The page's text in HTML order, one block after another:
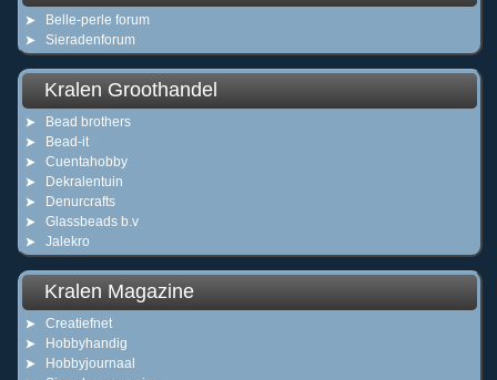
Belle-perle forum
Sieradenforum
Kralen Groothandel
Bead brothers
Bead-it
Cuentahobby
Dekralentuin
Denurcrafts
Glassbeads b.v
Jalekro
Kralen Magazine
Creatiefnet
Hobbyhandig
Hobbyjournaal